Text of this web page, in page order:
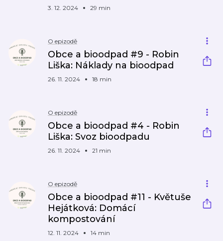
3. 12. 2024 29 min
O epizodě
Obce a bioodpad #9 - Robin
Liška: Náklady na bioodpad
26. 11. 2024 18 min
O epizodě
Obce a bioodpad #4 - Robin
Liška: Svoz bioodpadu
26. 11. 2024 21 min
O epizodě
Obce a bioodpad #11 - Květuše
Hejátková: Domácí
kompostování
12. 11. 2024 14 min